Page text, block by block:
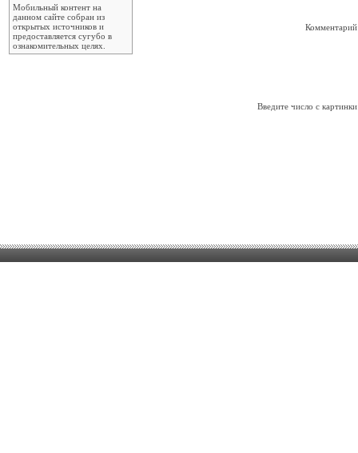
Мобильный контент на
данном сайте собран из
открытых источников и
предоставляется сугубо в
ознакомительных целях.
Введите число с